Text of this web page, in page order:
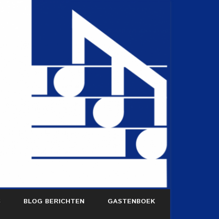
BLOG BERICHTEN GASTENBOEK